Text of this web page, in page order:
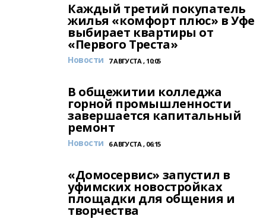
Каждый третий покупатель
жилья «комфорт плюс» в Уфе
выбирает квартиры от
«Первого Треста»
Новости 7 АВГУСТА , 10:05
В общежитии колледжа
горной промышленности
завершается капитальный
ремонт
Новости 6 АВГУСТА , 06:15
«Домосервис» запустил в
уфимских новостройках
площадки для общения и
творчества